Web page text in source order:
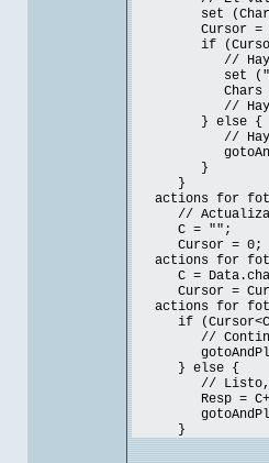
set
Cursor =
if (Cursor
// Hay que
set
Chars =
// Hay que
} else {
// Hay que
}
}
actions for
//
C = "";
Cursor = 0;
actions for
C =
Cursor =
actions for
if
// Continuar
} else {
// Listo,
Resp =
}